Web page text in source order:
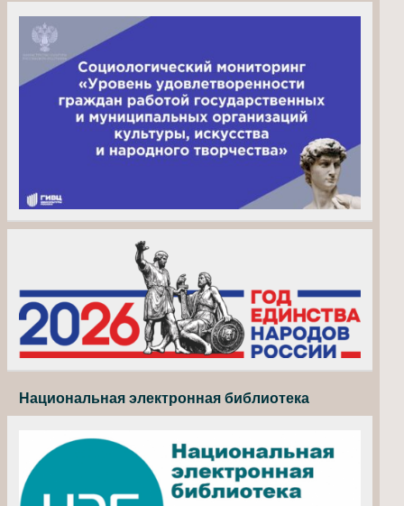
Национальная электронная библиотека